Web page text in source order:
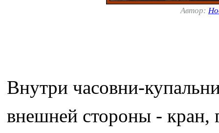
Автор:
Внутри часовни-
внешней стороны - кран,